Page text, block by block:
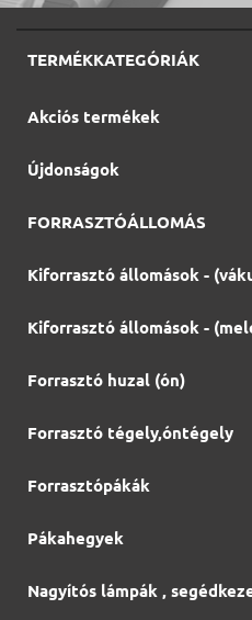
TERMÉKKATEGÓRIÁK
Akciós termékek
Újdonságok
FORRASZTÓÁLLOMÁS
Kiforrasztó állomások -
Kiforrasztó állomások -
Forrasztó huzal (ón)
Forrasztó tégely,óntégely
Forrasztópákák
Pákahegyek
Nagyítós lámpák ,